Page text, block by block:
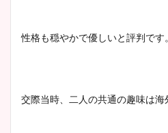
性格も穏やかで優しいと評判です。
交際当時、二人の共通の趣味は海